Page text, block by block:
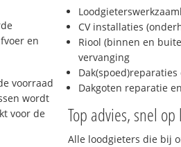
en
voorraad
wordt
voor de
CV installaties
Riool (binnen en
vervanging
Dakgoten reparatie
Top advies, snel
Alle loodgieters die bij